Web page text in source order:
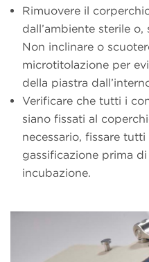
Rimuovere il
dall’ambiente sterile
Non inclinare o
microtitolazione per
della piastra
Verificare che tutti i
siano fissati al
necessario, fissare
gassificazione prima
incubazione.